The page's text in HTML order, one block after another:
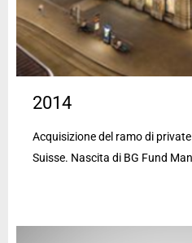
2014
Acquisizione del ramo di
Suisse. Nascita di BG Fund